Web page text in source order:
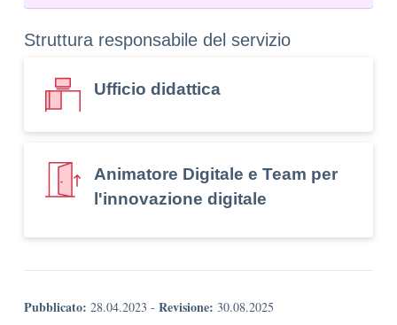
Struttura responsabile del servizio
Ufficio didattica
Animatore Digitale e Team per
l'innovazione digitale
Pubblicato: 28.04.2023 - Revisione: 30.08.2025